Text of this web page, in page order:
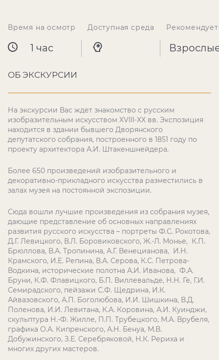
Время на осмотр
1 час
Доступная среда
ОБ ЭКСКУРСИИ
На экскурсии Вас ждет знакомство с русским
изобразительным искусством XVIII-XX вв. Экспозиция
находится в здании бывшего Дворянского
депутатского собрания, построенного в 1851 году по
проекту архитектора А.И. Штакеншнейдера.
Более 650 произведений изобразительного и
декоративно-прикладного искусства разместились в
залах музея на постоянной экспозиции.
Сюда вошли лучшие произведения из собрания музея,
дающие представление об основных направлениях
развития русского искусства – портреты Ф.С. Рокотова,
Д.Г. Левицкого, В.Л. Боровиковского, Ж.-Л. Монье, К.П.
Брюллова, В.А. Тропинина, А.Г. Венецианова, И.Н.
Крамского, И.Е. Репина, В.А. Серова, К.С. Петрова-
Водкина, исторические полотна А.И. Иванова, Ф.А.
Бруни, К.Ф. Флавицкого, Б.П. Виллевальде, Н.Н. Ге, Г.И.
Семирадского, пейзажи С.Ф. Щедрина, И.К.
Айвазовского, А.П. Боголюбова, И.И. Шишкина, В.Д.
Поленова, И.И. Левитана, К.А. Коровина, А.И. Куинджи,
скульптура Н.-Ф. Жилле, П.П. Трубецкого, М.А. Врубеля,
графика О.А. Кипренского, А.Н. Бенуа, М.В.
Добужинского, З.Е. Серебряковой, Н.К. Рериха и
многих других мастеров.